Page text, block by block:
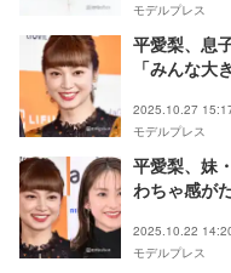
モデルプレス
平愛梨、息
「みんな大
2025.10.27
モデルプレス
平愛梨、妹
わちゃ感が
2025.10.22
モデルプレス